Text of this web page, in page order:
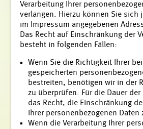
Verarbeitung Ihrer
verlangen. Hierzu können Sie sich
im Impressum angegebenen
Das Recht auf Einschränkung der
besteht in folgenden Fällen:
Wenn Sie die Richtigkeit Ihrer
gespeicherten
bestreiten, benötigen wir in der
zu überprüfen. Für die Dauer
das Recht, die Einschränkung
Ihrer personenbezogenen Daten
Wenn die Verarbeitung Ihrer